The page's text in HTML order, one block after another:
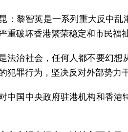
：黎智英是一系列重大反中乱
重破坏香港繁荣稳定和市民福
法治社会，任何人都不要幻想
犯罪行为，坚决反对外部势力
中国中央政府驻港机构和香港